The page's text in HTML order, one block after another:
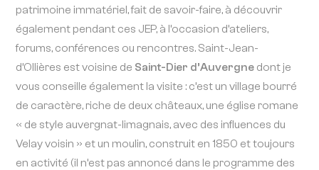
patrimoine immatériel, fait de savoir-faire, à découvrir
également pendant ces JEP, à l’occasion d’ateliers,
forums, conférences ou rencontres. Saint-Jean-
d’Ollières est voisine de Saint-Dier d’Auvergne dont je
vous conseille également la visite : c’est un village bourré
de caractère, riche de deux châteaux, une église romane
« de style auvergnat-limagnais, avec des influences du
Velay voisin » et un moulin, construit en 1850 et toujours
en activité (il n’est pas annoncé dans le programme des